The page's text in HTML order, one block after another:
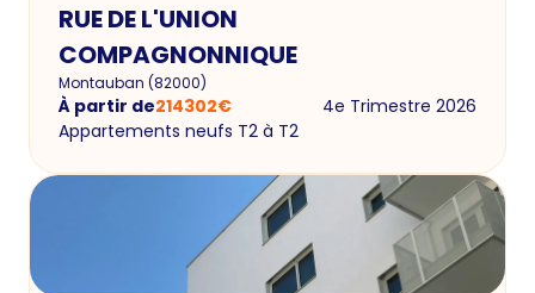
RUE DE L'UNION
COMPAGNONNIQUE
Montauban (82000)
À partir de214302€
4e Trimestre 2026
Appartements neufs T2 à T2